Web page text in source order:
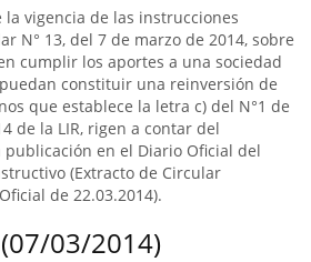
la vigencia de las instrucciones
N° 13, del 7 de marzo de 2014, sobre
cumplir los aportes a una sociedad
constituir una reinversión de
que establece la letra c) del N°1 de
de la LIR, rigen a contar del
publicación en el Diario Oficial del
(Extracto de Circular
de 22.03.2014).
03/2014)